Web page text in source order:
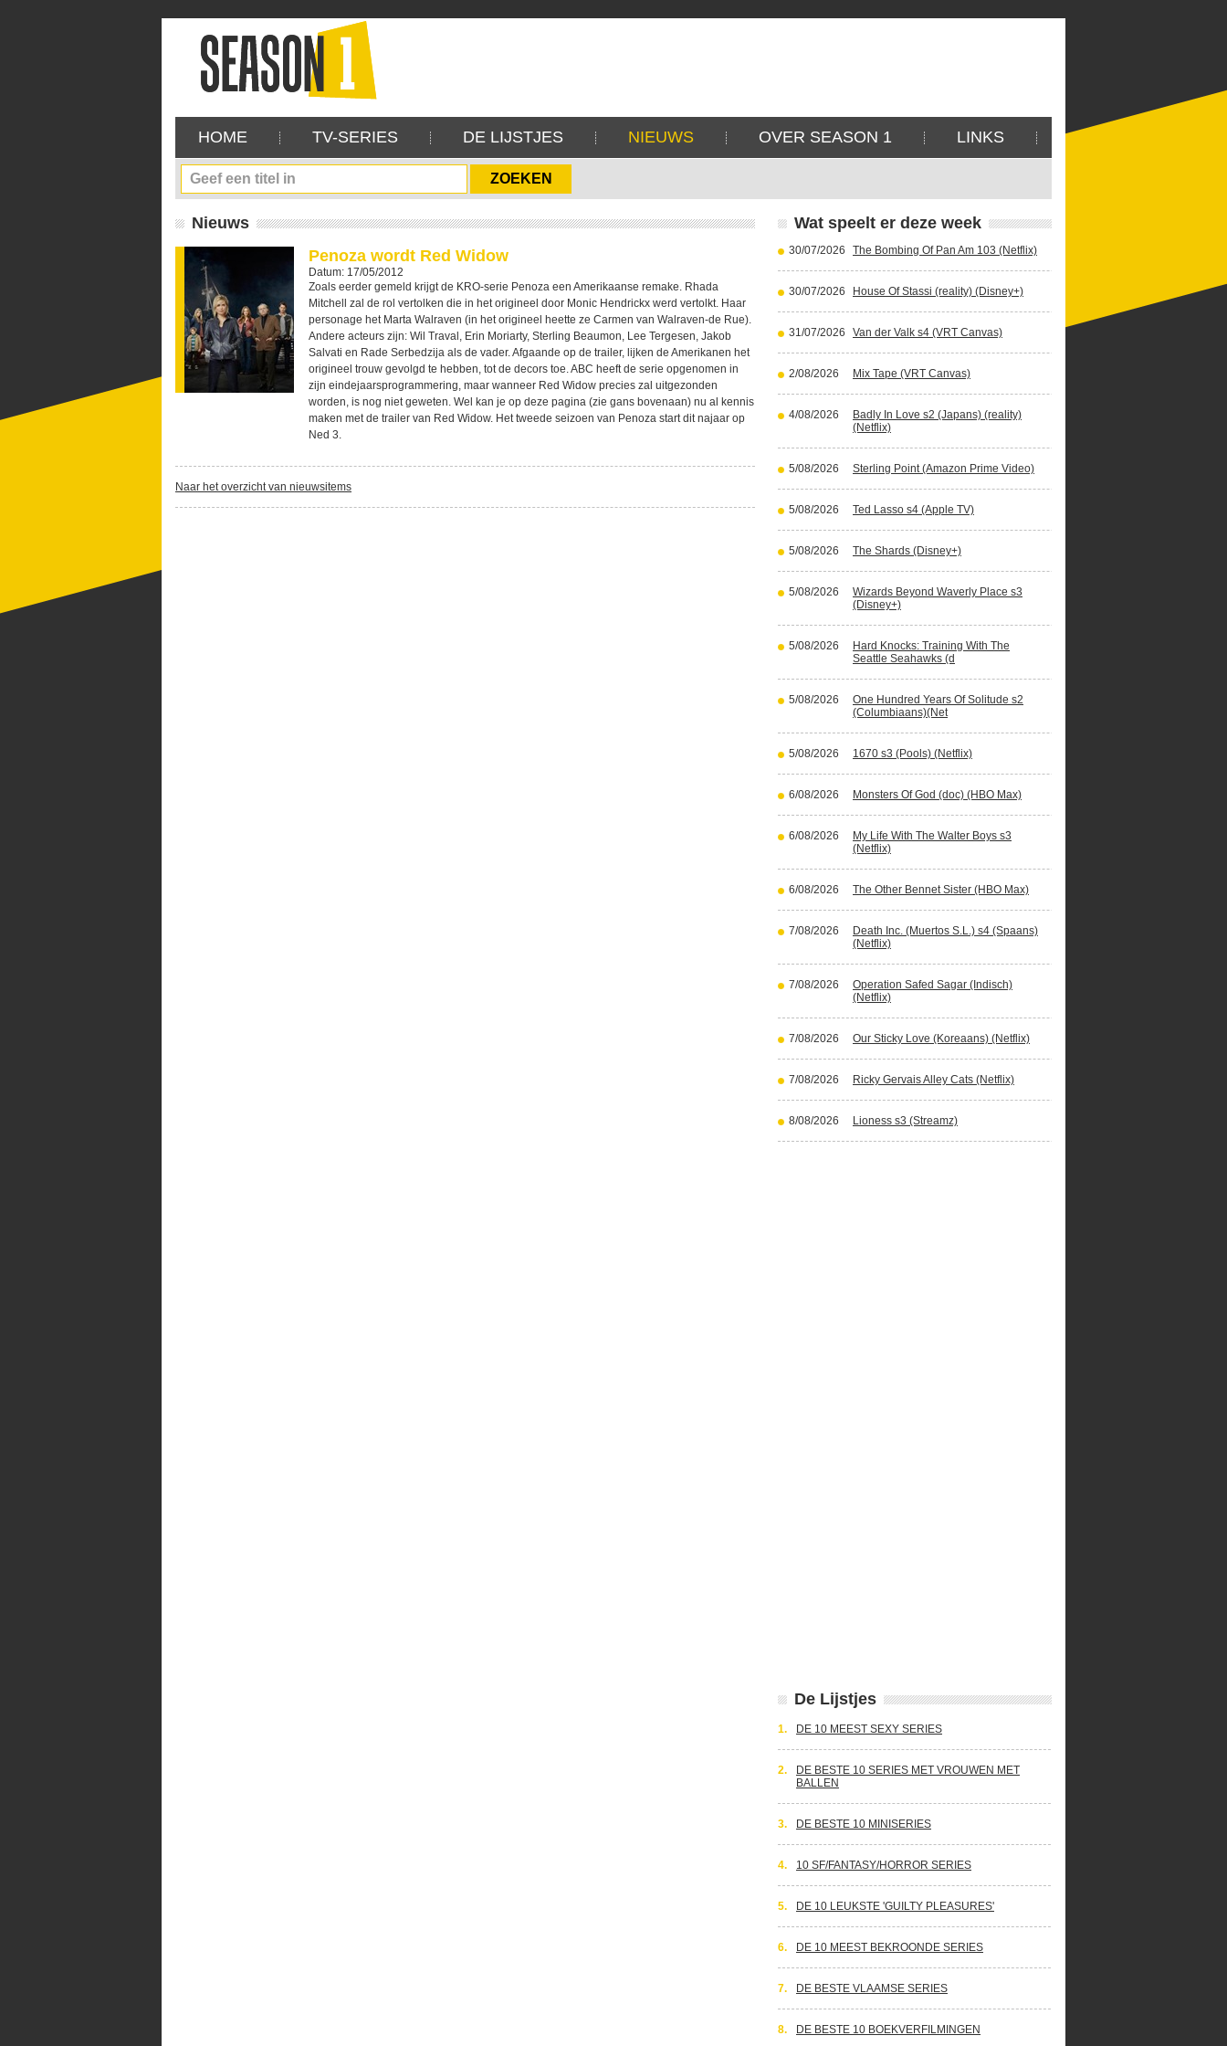
HOME TV-SERIES DE LIJSTJES NIEUWS OVER SEASON 1 LINKS
Nieuws
Penoza wordt Red Widow
Datum: 17/05/2012
Zoals eerder gemeld krijgt de KRO-serie Penoza een Amerikaanse remake. Rhada
Mitchell zal de rol vertolken die in het origineel door Monic Hendrickx werd vertolkt. Haar
personage het Marta Walraven (in het origineel heette ze Carmen van Walraven-de Rue).
Andere acteurs zijn: Wil Traval, Erin Moriarty, Sterling Beaumon, Lee Tergesen, Jakob
Salvati en Rade Serbedzija als de vader. Afgaande op de trailer, lijken de Amerikanen het
origineel trouw gevolgd te hebben, tot de decors toe. ABC heeft de serie opgenomen in
zijn eindejaarsprogrammering, maar wanneer Red Widow precies zal uitgezonden
worden, is nog niet geweten. Wel kan je op deze pagina (zie gans bovenaan) nu al kennis
maken met de trailer van Red Widow. Het tweede seizoen van Penoza start dit najaar op
Ned 3.
Naar het overzicht van nieuwsitems
Wat speelt er deze week
30/07/2026 The Bombing Of Pan Am 103 (Netflix)
30/07/2026 House Of Stassi (reality) (Disney+)
31/07/2026 Van der Valk s4 (VRT Canvas)
2/08/2026 Mix Tape (VRT Canvas)
4/08/2026
Badly In Love s2 (Japans) (reality)
(Netflix)
5/08/2026 Sterling Point (Amazon Prime Video)
5/08/2026 Ted Lasso s4 (Apple TV)
5/08/2026 The Shards (Disney+)
5/08/2026
Wizards Beyond Waverly Place s3
(Disney+)
5/08/2026
Hard Knocks: Training With The
Seattle Seahawks (d
5/08/2026
One Hundred Years Of Solitude s2
(Columbiaans)(Net
5/08/2026 1670 s3 (Pools) (Netflix)
6/08/2026 Monsters Of God (doc) (HBO Max)
6/08/2026
My Life With The Walter Boys s3
(Netflix)
6/08/2026 The Other Bennet Sister (HBO Max)
7/08/2026
Death Inc. (Muertos S.L.) s4 (Spaans)
(Netflix)
7/08/2026
Operation Safed Sagar (Indisch)
(Netflix)
7/08/2026 Our Sticky Love (Koreaans) (Netflix)
7/08/2026 Ricky Gervais Alley Cats (Netflix)
8/08/2026 Lioness s3 (Streamz)
De Lijstjes
1. DE 10 MEEST SEXY SERIES
2.
DE BESTE 10 SERIES MET VROUWEN MET
BALLEN
3. DE BESTE 10 MINISERIES
4. 10 SF/FANTASY/HORROR SERIES
5. DE 10 LEUKSTE 'GUILTY PLEASURES'
6. DE 10 MEEST BEKROONDE SERIES
7. DE BESTE VLAAMSE SERIES
8. DE BESTE 10 BOEKVERFILMINGEN